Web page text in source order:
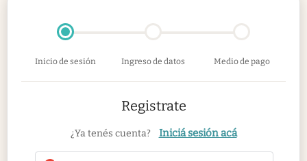
Inicio de sesión Ingreso de datos Medio de pago
Registrate
¿Ya tenés cuenta? Iniciá sesión acá